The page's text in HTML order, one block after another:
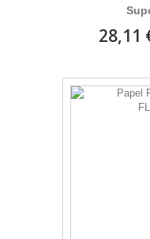
28,11